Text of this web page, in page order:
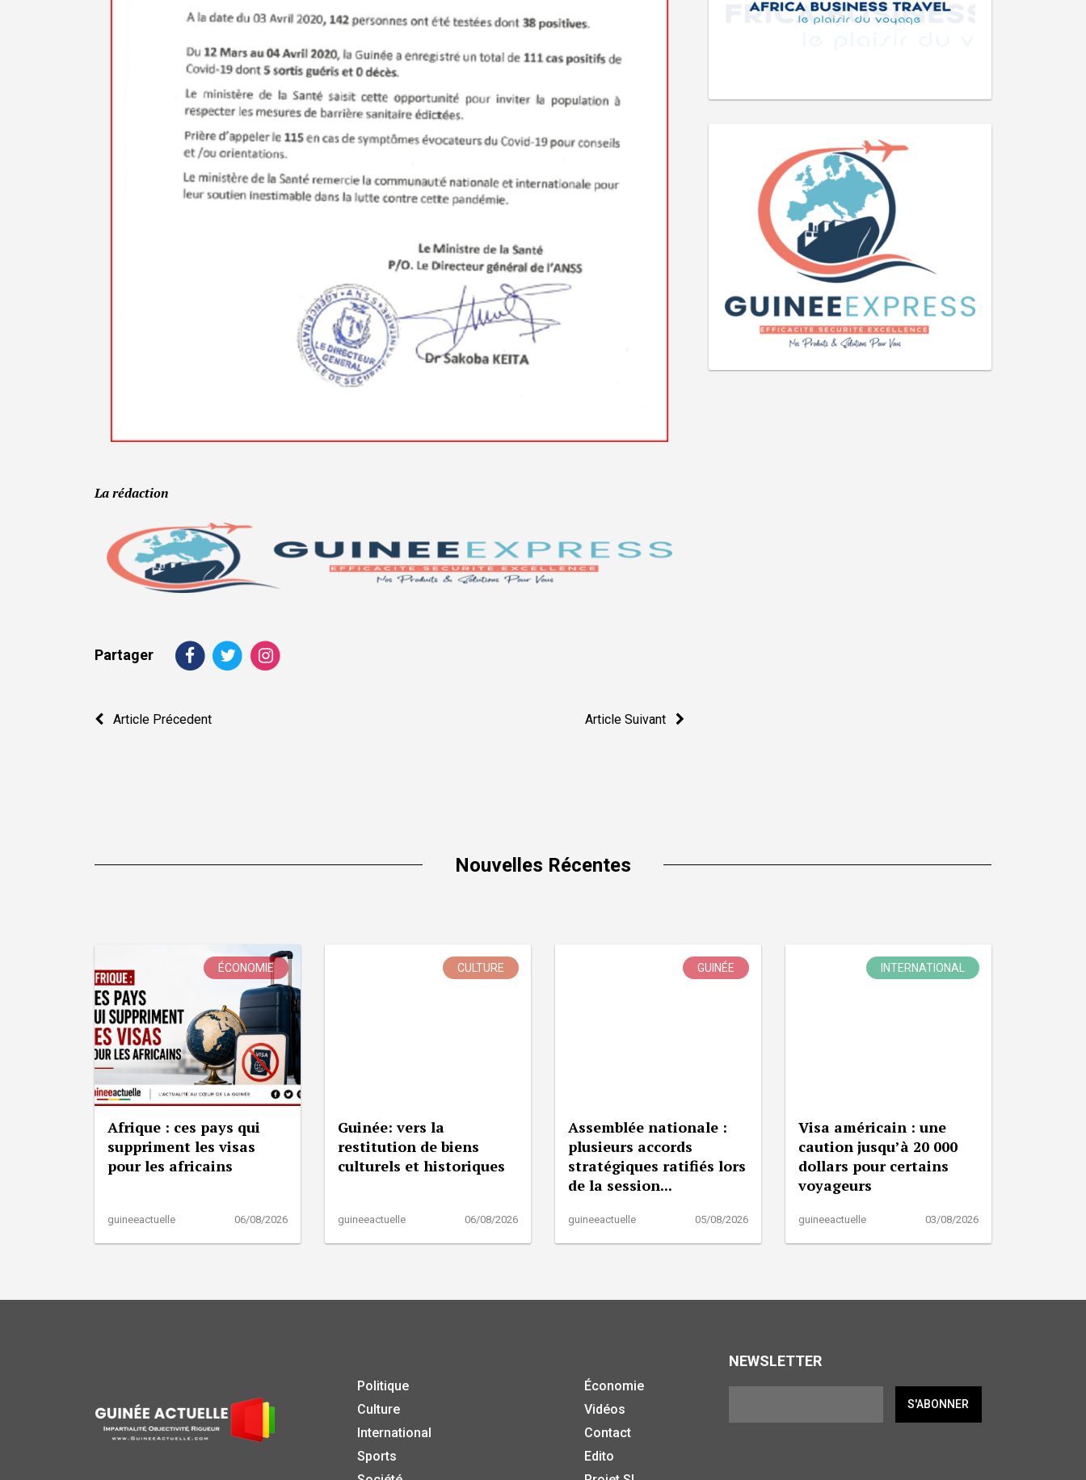
La rédaction
Partager
Navigation
Article Précedent Article Suivant
Nouvelles Récentes
ÉCONOMIE
Afrique : ces pays qui
suppriment les visas
pour les africains
guineeactuelle 06/08/2026
CULTURE
Guinée: vers la
restitution de biens
culturels et historiques
guineeactuelle 06/08/2026
GUINÉE
Assemblée nationale :
plusieurs accords
stratégiques ratifiés lors
de la session...
guineeactuelle 05/08/2026
INTERNATIONAL
Visa américain : une
caution jusqu’à 20 000
dollars pour certains
voyageurs
guineeactuelle 03/08/2026
Politique
Culture
International
Sports
Économie
Vidéos
Contact
Edito
NEWSLETTER
S'ABONNER